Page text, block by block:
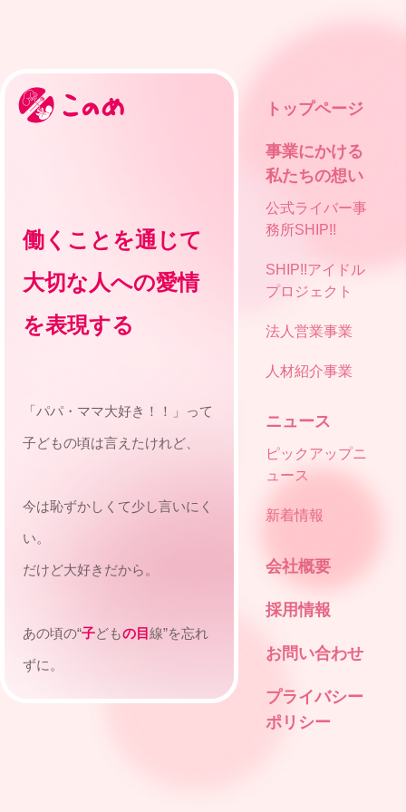
働くことを通じて
大切な人への愛情
を表現する
「パパ・ママ大好き！！」って
子どもの頃は言えたけれど、
今は恥ずかしくて少し言いにく
い。
だけど大好きだから。
あの頃の“子どもの目 線”を忘れ
ずに。
トップページ
事業にかける
私たちの想い
公式ライバー事
務所SHIP!!
SHIP!!アイドル
プロジェクト
法人営業事業
人材紹介事業
ニュース
ピックアップニ
ュース
新着情報
会社概要
採用情報
お問い合わせ
プライバシー
ポリシー